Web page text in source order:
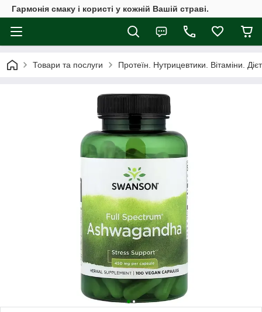
Гармонія смаку і користі у кожній Вашій страві.
Товари та послуги Протеїн. Нутрицевтики. Вітаміни.